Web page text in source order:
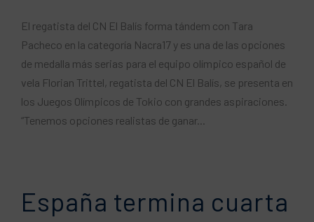
El regatista del CN El Balís forma tándem con Tara
Pacheco en la categoría Nacra17 y es una de las opciones
de medalla más serias para el equipo olímpico español de
vela Florian Trittel, regatista del CN El Balís, se presenta en
los Juegos Olímpicos de Tokio con grandes aspiraciones.
“Tenemos opciones realistas de ganar...
España termina cuarta